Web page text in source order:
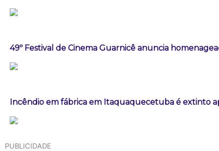
49º Festival de Cinema Guarnicê anuncia
Incêndio em fábrica em Itaquaquecetuba é extinto
PUBLICIDADE